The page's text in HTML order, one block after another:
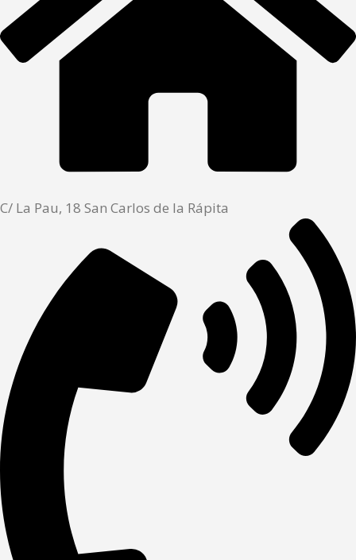
C/ La Pau, 18 San Carlos de la Rápita